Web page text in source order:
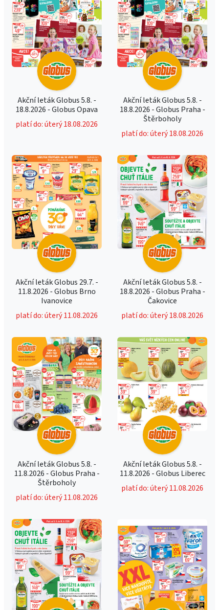
Akční leták Globus 5.8. -
18.8.2026 - Globus Opava
platí do: úterý 18.08.2026
Akční leták Globus 5.8. -
18.8.2026 - Globus Praha -
Štěrboholy
platí do: úterý 18.08.2026
Akční leták Globus 29.7. -
11.8.2026 - Globus Brno
Ivanovice
platí do: úterý 11.08.2026
Akční leták Globus 5.8. -
18.8.2026 - Globus Praha -
Čakovice
platí do: úterý 18.08.2026
Akční leták Globus 5.8. -
11.8.2026 - Globus Praha -
Štěrboholy
platí do: úterý 11.08.2026
Akční leták Globus 5.8. -
11.8.2026 - Globus Liberec
platí do: úterý 11.08.2026